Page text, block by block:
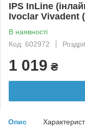
IPS InLine
Ivoclar Vivadent
В наявності
Код: 602972
1 019 ₴
Опис